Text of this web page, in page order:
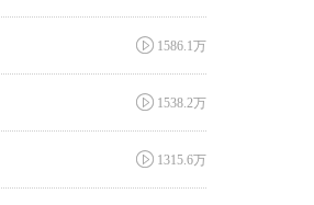
 1586.1万
 1538.2万
 1315.6万